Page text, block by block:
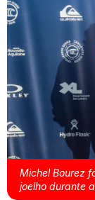
Michel Bourez
joelho durante